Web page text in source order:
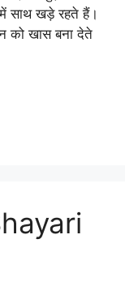
साथ खड़े रहते हैं।
को खास बना देते